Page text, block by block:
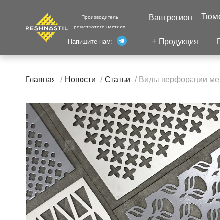
Производитель
решетчатого настила
Напишите нам:
Ваш регион:
Продукция
Настил с
противоскольжением
Настил для стеллажей
Настил для морских
платформ
Главная Новости Статьи Виды перфорации